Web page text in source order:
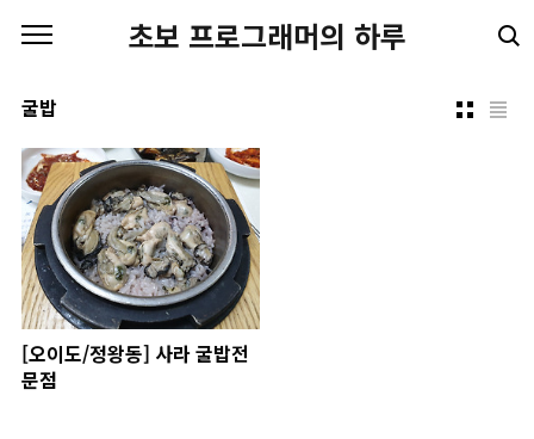
초보 프로그래머의 하루
굴밥
[오이도/정왕동] 사라 굴밥전
문점